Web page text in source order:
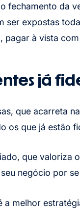
fechamento da
ser expostas
à vista
já
que acarreta
os que já estão
que valoriza
negócio por
melhor